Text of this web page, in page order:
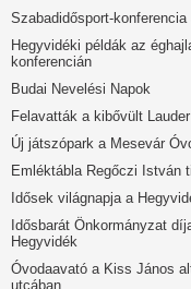
Szabadidősport-
Hegyvidéki példák az
konferencián
Budai Nevelési Napok
Felavatták a kibővült
Új játszópark a Mesevár
Emléktábla Regőczi István
Idősek világnapja a
Idősbarát Önkormányzat
Hegyvidék
Óvodaavató a Kiss János
utcában